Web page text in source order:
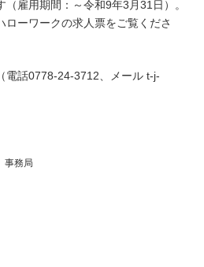
雇用期間：～令和9年3月31日）。
ーワークの求人票をご覧くださ
電話0778-24-3712、メール t-j-
事務局